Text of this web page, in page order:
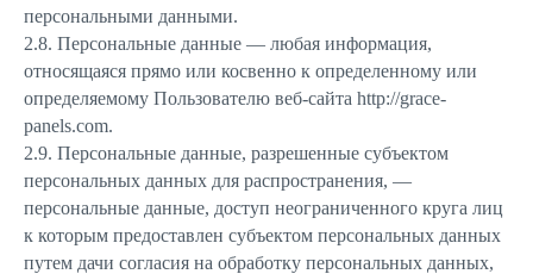
персональными данными.
2.8. Персональные данные — любая информация,
относящаяся прямо или косвенно к определенному или
определяемому Пользователю веб-сайта http://grace-
panels.com.
2.9. Персональные данные, разрешенные субъектом
персональных данных для распространения, —
персональные данные, доступ неограниченного круга лиц
к которым предоставлен субъектом персональных данных
путем дачи согласия на обработку персональных данных,